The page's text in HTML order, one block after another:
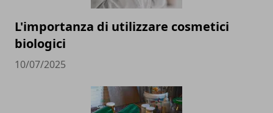
L'importanza di utilizzare cosmetici
biologici
10/07/2025